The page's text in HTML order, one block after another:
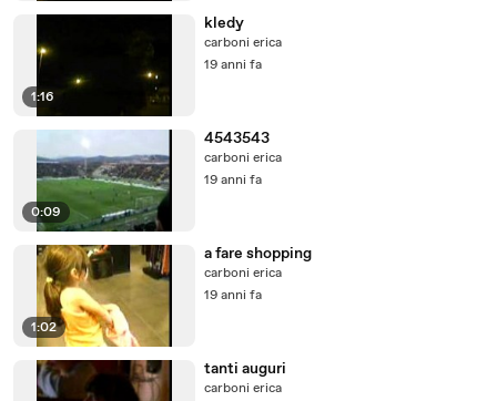
1:16
kledy
carboni erica
19 anni fa
0:09
4543543
carboni erica
19 anni fa
1:02
a fare shopping
carboni erica
19 anni fa
tanti auguri
carboni erica